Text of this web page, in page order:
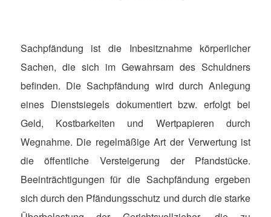
Sachpfändung ist die Inbesitznahme körperlicher
Sachen, die sich im Gewahrsam des Schuldners
befinden. Die Sachpfändung wird durch Anlegung
eines Dienstsiegels dokumentiert bzw. erfolgt bei
Geld, Kostbarkeiten und Wertpapieren durch
Wegnahme. Die regelmäßige Art der Verwertung ist
die öffentliche Versteigerung der Pfandstücke.
Beeinträchtigungen für die Sachpfändung ergeben
sich durch den Pfändungsschutz und durch die starke